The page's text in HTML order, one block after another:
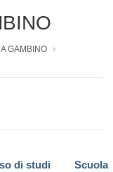
GAMBINO
di studi Scuola